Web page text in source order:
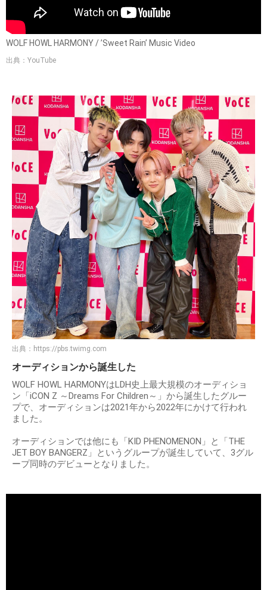
WOLF HOWL HARMONY / ’Sweet Rain’ Music Video
出典：YouTube
出典： https://pbs.twimg.com
オーディションから誕生した
WOLF HOWL HARMONYはLDH史上最大規模のオーディショ
ン「iCON Z ～Dreams For Children～」から誕生したグルー
プで、オーディションは2021年から2022年にかけて行われ
ました。
オーディションでは他にも「KID PHENOMENON」と「THE
JET BOY BANGERZ」というグループが誕生していて、3グル
ープ同時のデビューとなりました。